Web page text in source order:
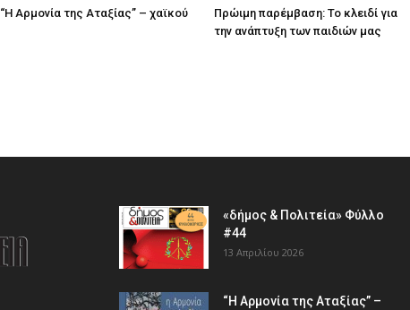
“Η Αρμονία της Αταξίας” – χαϊκού
Πρώιμη παρέμβαση: Το κλειδί για
την ανάπτυξη των παιδιών µας
«δήμος & Πολιτεία» Φύλλο
#44
13 Απριλίου 2026
“Η Αρμονία της Αταξίας” –